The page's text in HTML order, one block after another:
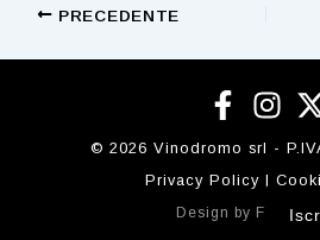
Navigazione
PRECEDENTE
© 2026 Vinodromo srl -
Privacy Policy |
Design by